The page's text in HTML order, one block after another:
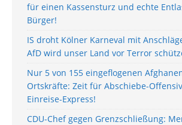
für einen Kassensturz und echte
Bürger!
IS droht Kölner Karneval mit
AfD wird unser Land vor Terror
Nur 5 von 155 eingeflogenen
Ortskräfte: Zeit für Abschiebe-
Einreise-Express!
CDU-Chef gegen Grenzschließung: